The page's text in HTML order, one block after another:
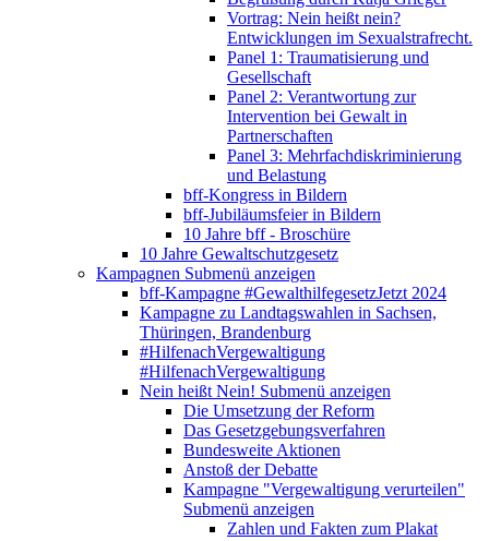
Vortrag: Nein heißt nein?
Entwicklungen im Sexualstrafrecht.
Panel 1: Traumatisierung und
Gesellschaft
Panel 2: Verantwortung zur
Intervention bei Gewalt in
Partnerschaften
Panel 3: Mehrfachdiskriminierung
und Belastung
bff-Kongress in Bildern
bff-Jubiläumsfeier in Bildern
10 Jahre bff - Broschüre
10 Jahre Gewaltschutzgesetz
Kampagnen Submenü anzeigen
bff-Kampagne #GewalthilfegesetzJetzt 2024
Kampagne zu Landtagswahlen in Sachsen,
Thüringen, Brandenburg
#HilfenachVergewaltigung
#HilfenachVergewaltigung
Nein heißt Nein! Submenü anzeigen
Die Umsetzung der Reform
Das Gesetzgebungsverfahren
Bundesweite Aktionen
Anstoß der Debatte
Kampagne "Vergewaltigung verurteilen"
Submenü anzeigen
Zahlen und Fakten zum Plakat